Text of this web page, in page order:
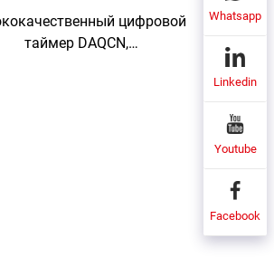
цифровой
таймер DAQCN,
Whatsapp
Linkedin
Youtube
Facebook